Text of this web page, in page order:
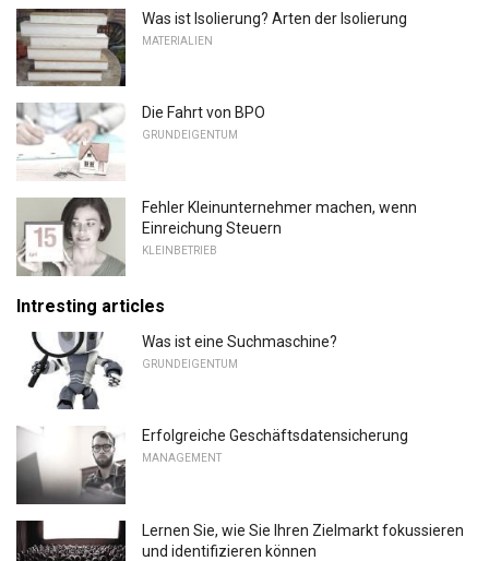
Was ist Isolierung? Arten der Isolierung
MATERIALIEN
Die Fahrt von BPO
GRUNDEIGENTUM
Fehler Kleinunternehmer machen, wenn
Einreichung Steuern
KLEINBETRIEB
Intresting articles
Was ist eine Suchmaschine?
GRUNDEIGENTUM
Erfolgreiche Geschäftsdatensicherung
MANAGEMENT
Lernen Sie, wie Sie Ihren Zielmarkt fokussieren
und identifizieren können